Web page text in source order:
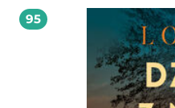
pozostało. Jest tylko szaleństwo
wywołuje lawinę przerażających
kraju. Marzec w stolicy jest
komplikują się jeszcze bardziej.
o to młodych ludzi wracających
dopuściliby się zbrodni. Oni
ofiarnymi dla ambitnego
rozpocząć własne śledztwo.
95